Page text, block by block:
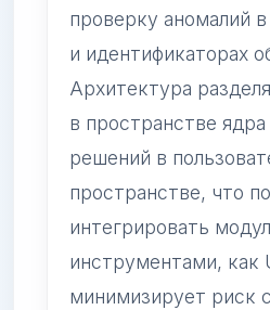
проверку аномалий
и идентификаторах
Архитектура
в пространстве
решений в
пространстве, что
интегрировать
инструментами, как
минимизирует риск